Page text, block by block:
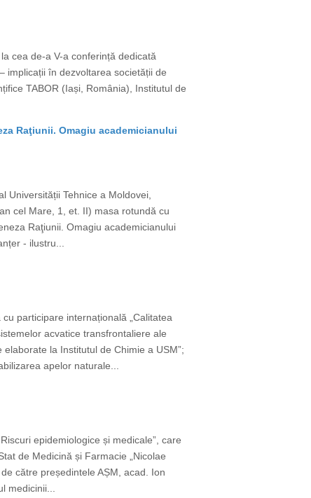
cea de-a V-a conferință dedicată
implicații în dezvoltarea societății de
TABOR (Iași, România), Institutul de
Raţiunii. Omagiu academicianului
Universității Tehnice a Moldovei,
cel Mare, 1, et. II) masa rotundă cu
Raţiunii. Omagiu academicianului
- ilustru...
participare internațională „Calitatea
acvatice transfrontaliere ale
la Institutul de Chimie a USM”;
apelor naturale...
epidemiologice și medicale”, care
de Medicină și Farmacie „Nicolae
către președintele AȘM, acad. Ion
medicinii...